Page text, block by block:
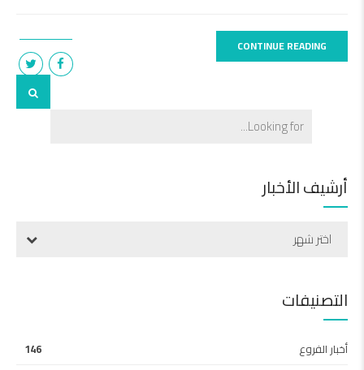
CONTINUE READING
أرشيف الأخبار
اختر شهر
التصنيفات
أخبار الفروع
146